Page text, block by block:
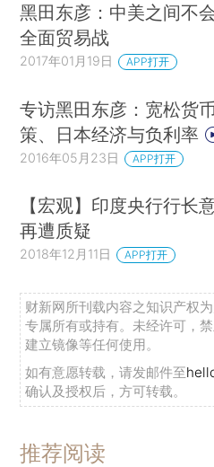
黑田东彦：中美之间不
全面贸易战
2017年01月19日 APP打开
专访黑田东彦：宽松货
策、日本经济与负利率
2016年05月23日 APP打开
【宏观】印度央行行长
再遭质疑
2018年12月11日 APP打开
财新网所刊载内容之知识产权
专属所有或持有。未经许可，
建立镜像等任何使用。
如有意愿转载，请发邮件至
确认及授权后，方可转载。
推荐阅读